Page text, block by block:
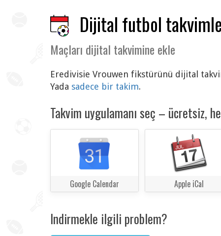
Dijital futbol
Maçları dijital takvimine ekle
Eredivisie Vrouwen fikstürünü dijital
Yada sadece bir takim.
Takvim uygulamanı seç – ücretsiz,
Google Calendar Apple iCal
Indirmekle ilgili problem?